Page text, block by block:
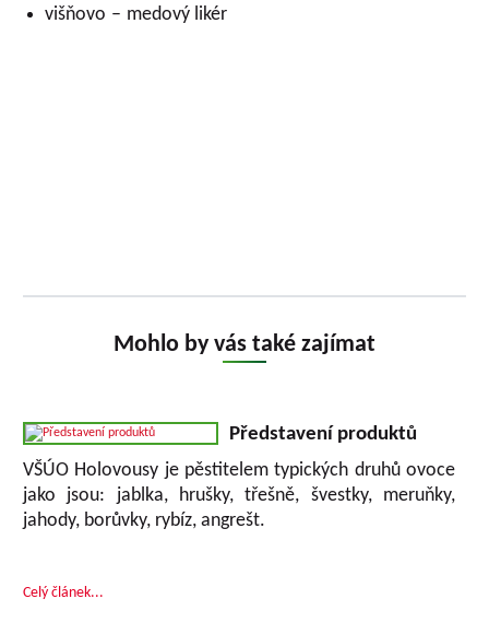
višňovo – medový likér
Mohlo by vás také zajímat
Představení produktů
VŠÚO Holovousy je pěstitelem typických druhů ovoce
jako jsou: jablka, hrušky, třešně, švestky, meruňky,
jahody, borůvky, rybíz, angrešt.
Celý článek...